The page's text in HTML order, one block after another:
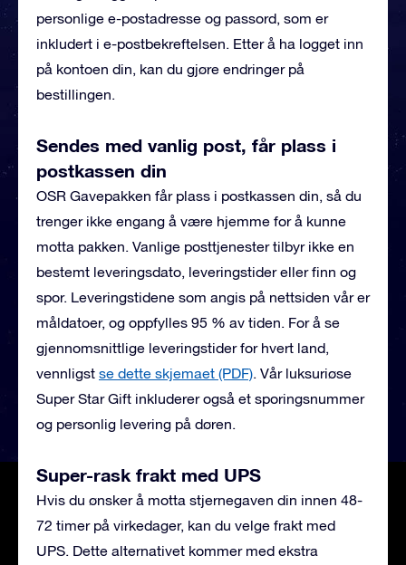
personlige e-postadresse og passord, som er
inkludert i e-postbekreftelsen. Etter å ha logget inn
på kontoen din, kan du gjøre endringer på
bestillingen.
Sendes med vanlig post, får plass i
postkassen din
OSR Gavepakken får plass i postkassen din, så du
trenger ikke engang å være hjemme for å kunne
motta pakken. Vanlige posttjenester tilbyr ikke en
bestemt leveringsdato, leveringstider eller finn og
spor. Leveringstidene som angis på nettsiden vår er
måldatoer, og oppfylles 95 % av tiden. For å se
gjennomsnittlige leveringstider for hvert land,
vennligst se dette skjemaet (PDF). Vår luksuriøse
Super Star Gift inkluderer også et sporingsnummer
og personlig levering på døren.
Super-rask frakt med UPS
Hvis du ønsker å motta stjernegaven din innen 48-
72 timer på virkedager, kan du velge frakt med
UPS. Dette alternativet kommer med ekstra